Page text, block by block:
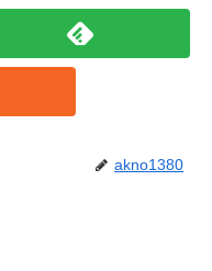
akno1380